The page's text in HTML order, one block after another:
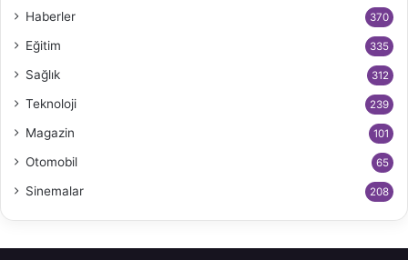
Haberler 370
Eğitim 335
Sağlık 312
Teknoloji 239
Magazin 101
Otomobil 65
Sinemalar 208